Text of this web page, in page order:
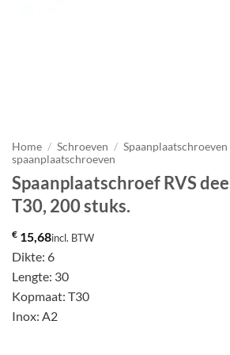
Home / Schroeven / Spaanplaatschroeven
spaanplaatschroeven
Spaanplaatschroef RVS
T30, 200 stuks.
€ 15,68incl. BTW
Dikte: 6
Lengte: 30
Kopmaat: T30
Inox: A2